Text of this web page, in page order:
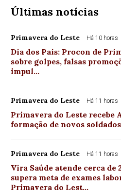
Últimas notícias
Primavera do Leste Há 10 horas
Dia dos Pais: Procon de
sobre golpes, falsas
impul…
Primavera do Leste Há 11 horas
Primavera do Leste recebe
formação de novos
Primavera do Leste Há 11 horas
Vira Saúde atende cerca de
supera meta de exames
Primavera do Lest…